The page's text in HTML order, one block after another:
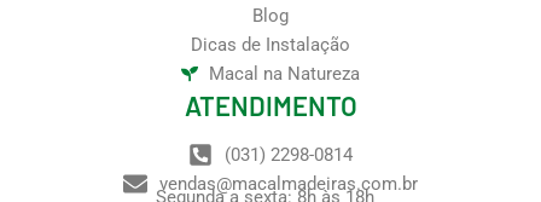
Blog
Dicas de Instalação
Macal na Natureza
ATENDIMENTO
(031) 2298-0814
vendas@macalmadeiras.com.br